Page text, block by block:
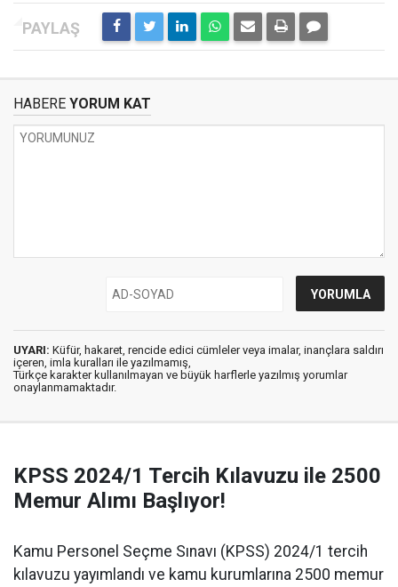
HABERE YORUM KAT
UYARI: Küfür, hakaret, rencide edici cümleler veya imalar, inançlara saldırı
içeren, imla kuralları ile yazılmamış,
Türkçe karakter kullanılmayan ve büyük harflerle yazılmış yorumlar
onaylanmamaktadır.
KPSS 2024/1 Tercih Kılavuzu ile 2500
Memur Alımı Başlıyor!
Kamu Personel Seçme Sınavı (KPSS) 2024/1 tercih
kılavuzu yayımlandı ve kamu kurumlarına 2500 memur